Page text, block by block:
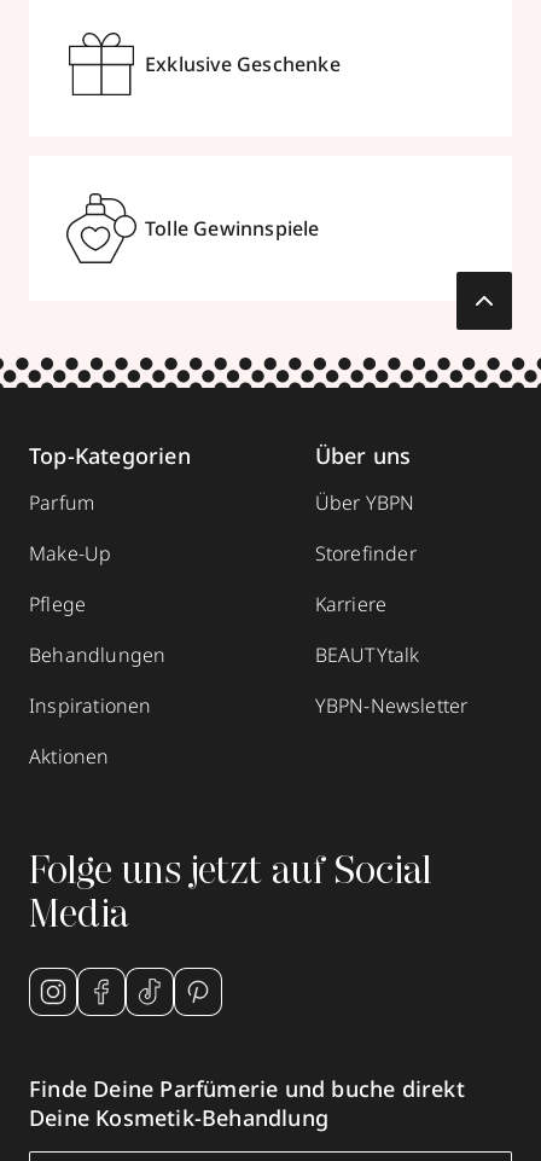
Exklusive Geschenke
Tolle Gewinnspiele
Top-Kategorien
Parfum
Make-Up
Pflege
Behandlungen
Inspirationen
Aktionen
Über uns
Über YBPN
Storefinder
Karriere
BEAUTYtalk
YBPN-Newsletter
Folge uns jetzt auf Social
Media
Finde Deine Parfümerie und buche direkt
Deine Kosmetik-Behandlung